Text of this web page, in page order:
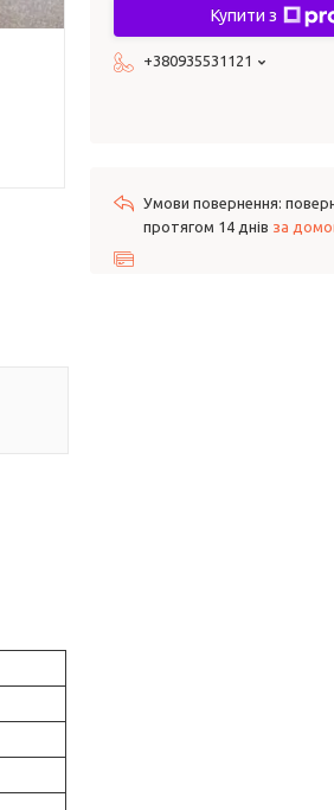
Купити з
+380935531121
протягом 14 днів за